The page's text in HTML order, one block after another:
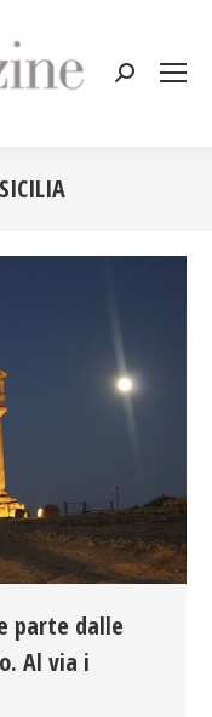
Cerca:
SICILIA
parte dalle
Al via i